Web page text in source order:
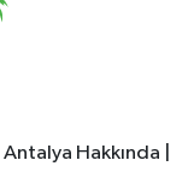
Hakkında |